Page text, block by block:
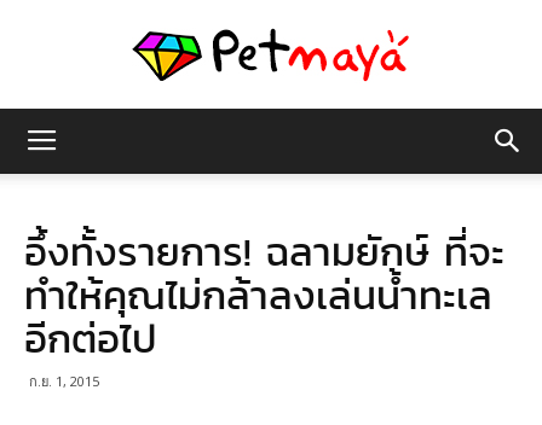
มายา
อึ้งทั้งรายการ! ฉลามยักษ์ ที่จะ
ทำให้คุณไม่กล้าลงเล่นน้ำทะเล
อีกต่อไป
ก.ย. 1, 2015